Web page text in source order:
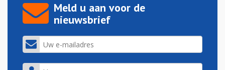
Meld u aan voor de
nieuwsbrief